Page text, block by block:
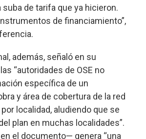
suba de tarifa que ya hicieron.
de financiamiento”,
además, señaló en su
“autoridades de OSE no
específica de un
y área de cobertura de la red
localidad, aludiendo que se
plan en muchas localidades”.
el documento— genera “una